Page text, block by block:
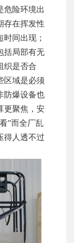
危险环境出
存在挥发性
间出现；
括局部有无
织是否合
区域是必须
防爆设备也
更聚焦，安
”而全厂乱
得人透不过